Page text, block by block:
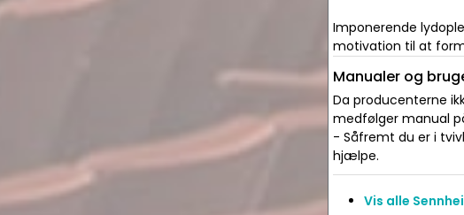
Imponerende
motivation til at
Manualer og
Da producenterne
medfølger manual
- Såfremt du er i
hjælpe.
Vis alle